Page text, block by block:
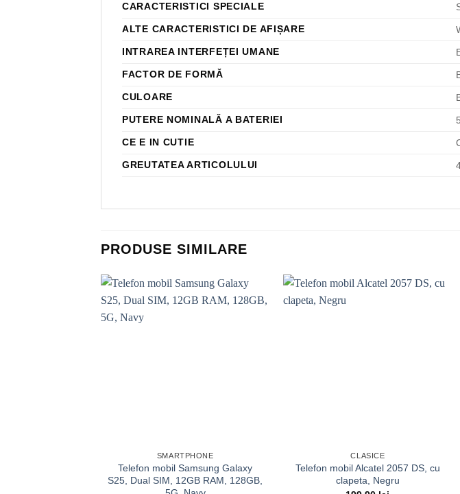
CARACTERISTICI SPECIALE
ALTE CARACTERISTICI DE AFIȘARE
INTRAREA INTERFEȚEI UMANE
FACTOR DE FORMĂ
CULOARE
PUTERE NOMINALĂ A BATERIEI
CE E IN CUTIE
GREUTATEA ARTICOLULUI
PRODUSE SIMILARE
SMARTPHONE
Telefon mobil Samsung Galaxy
S25, Dual SIM, 12GB RAM, 128GB,
CLASICE
Telefon mobil Alcatel 2057 DS, cu
clapeta, Negru